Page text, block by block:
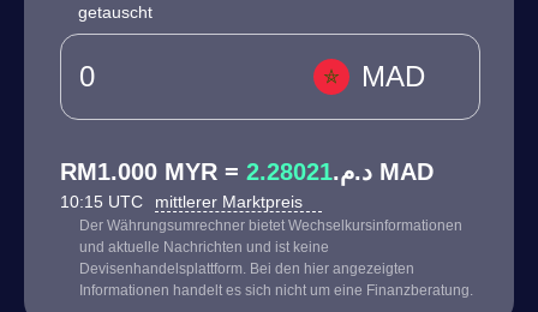
getauscht
MAD
RM1.000 MYR = د.م.2.28021 MAD
10:15 UTC mittlerer Marktpreis
Der Währungsumrechner bietet Wechselkursinformationen
und aktuelle Nachrichten und ist keine
Devisenhandelsplattform. Bei den hier angezeigten
Informationen handelt es sich nicht um eine Finanzberatung.